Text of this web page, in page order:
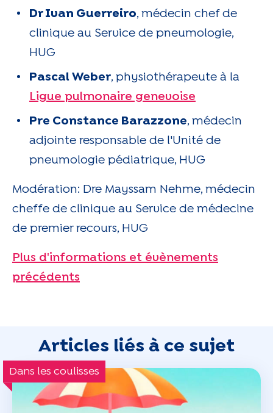
Dr Ivan Guerreiro, médecin chef de
clinique au Service de pneumologie,
HUG
Pascal Weber, physiothérapeute à la
Ligue pulmonaire genevoise
Pre Constance Barazzone, médecin
adjointe responsable de l'Unité de
pneumologie pédiatrique, HUG
Modération: Dre Mayssam Nehme, médecin
cheffe de clinique au Service de médecine
de premier recours, HUG
Plus d'informations et évènements
précédents
Articles liés à ce sujet
Dans les coulisses